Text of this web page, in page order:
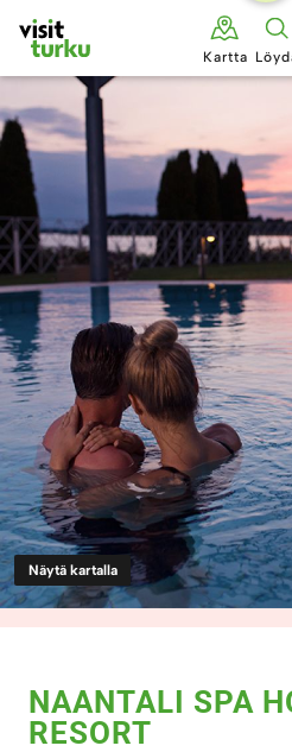
Kartta
Näytä kartalla
NAANTALI SPA
RESORT